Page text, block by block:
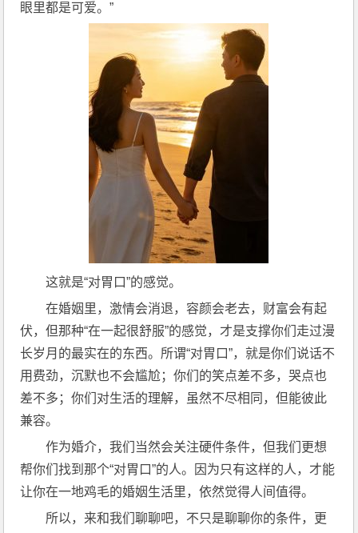
眼里都是可爱。”
这就是“对胃口”的感觉。
在婚姻里，激情会消退，容颜会老去，财富会有起
伏，但那种“在一起很舒服”的感觉，才是支撑你们走过漫
长岁月的最实在的东西。所谓“对胃口”，就是你们说话不
用费劲，沉默也不会尴尬；你们的笑点差不多，哭点也
差不多；你们对生活的理解，虽然不尽相同，但能彼此
兼容。
作为婚介，我们当然会关注硬件条件，但我们更想
帮你们找到那个“对胃口”的人。因为只有这样的人，才能
让你在一地鸡毛的婚姻生活里，依然觉得人间值得。
所以，来和我们聊聊吧，不只是聊聊你的条件，更